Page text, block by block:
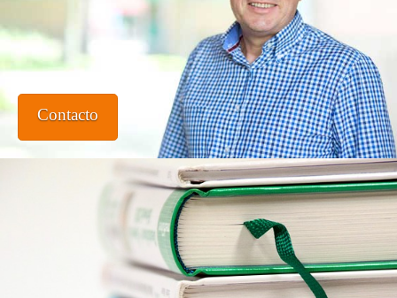
Contacto